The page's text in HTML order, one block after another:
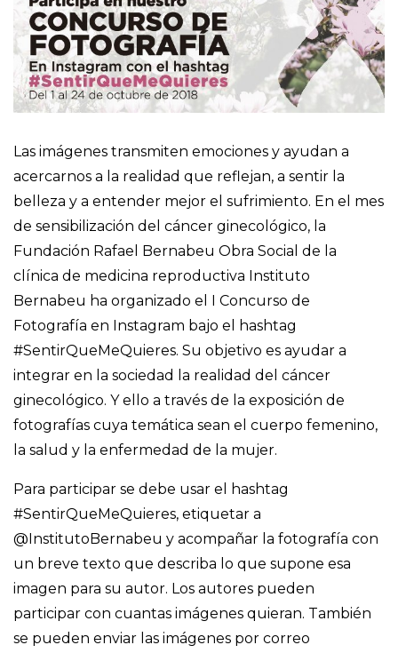
Las imágenes transmiten emociones y ayudan a
acercarnos a la realidad que reflejan, a sentir la
belleza y a entender mejor el sufrimiento. En el mes
de sensibilización del cáncer ginecológico, la
Fundación Rafael Bernabeu Obra Social de la
clínica de medicina reproductiva Instituto
Bernabeu ha organizado el I Concurso de
Fotografía en Instagram bajo el hashtag
#SentirQueMeQuieres. Su objetivo es ayudar a
integrar en la sociedad la realidad del cáncer
ginecológico. Y ello a través de la exposición de
fotografías cuya temática sean el cuerpo femenino,
la salud y la enfermedad de la mujer.
Para participar se debe usar el hashtag
#SentirQueMeQuieres, etiquetar a
@InstitutoBernabeu y acompañar la fotografía con
un breve texto que describa lo que supone esa
imagen para su autor. Los autores pueden
participar con cuantas imágenes quieran. También
se pueden enviar las imágenes por correo